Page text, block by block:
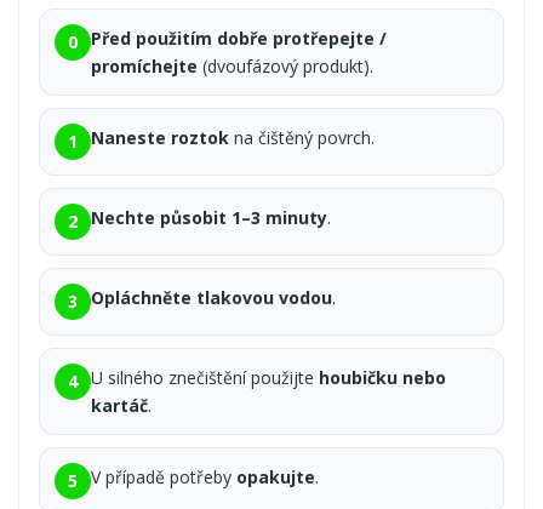
0
Před použitím dobře protřepejte /
promíchejte (dvoufázový produkt).
1 Naneste roztok na čištěný povrch.
2 Nechte působit 1–3 minuty.
3 Opláchněte tlakovou vodou.
4 U silného znečištění použijte houbičku nebo
kartáč.
5 V případě potřeby opakujte.